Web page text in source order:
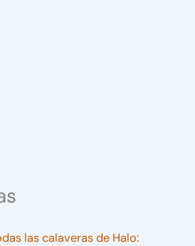
las calaveras de Halo: